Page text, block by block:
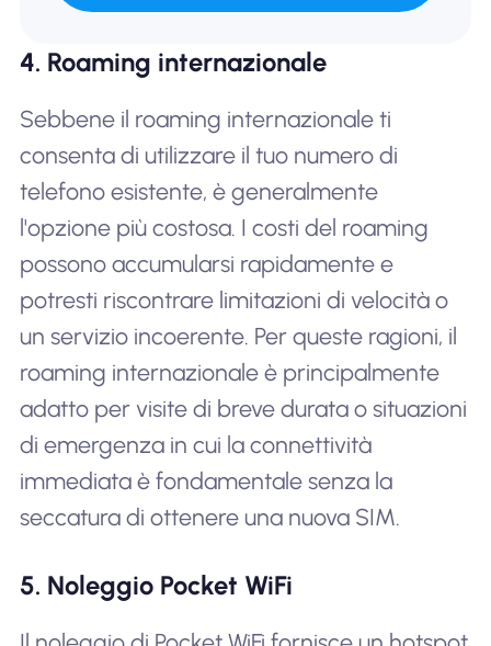
4. Roaming internazionale
Sebbene il roaming internazionale ti
consenta di utilizzare il tuo numero di
telefono esistente, è generalmente
l'opzione più costosa. I costi del roaming
possono accumularsi rapidamente e
potresti riscontrare limitazioni di velocità o
un servizio incoerente. Per queste ragioni, il
roaming internazionale è principalmente
adatto per visite di breve durata o situazioni
di emergenza in cui la connettività
immediata è fondamentale senza la
seccatura di ottenere una nuova SIM.
5. Noleggio Pocket WiFi